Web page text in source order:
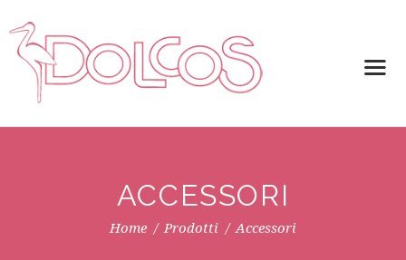
ACCESSORI
Home Prodotti Accessori